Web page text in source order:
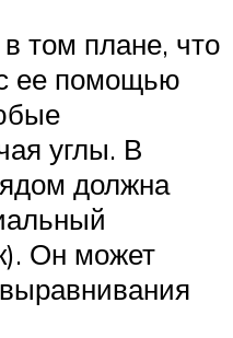
том плане, что
ее помощью
углы. В
должна
Он может